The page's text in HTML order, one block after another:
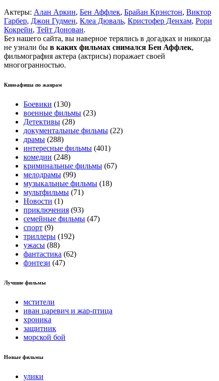
Актеры: Алан Аркин, Бен Аффлек, Брайан Крэнстон, Виктор
Гарбер, Джон Гудмен, Клеа Дюваль, Кристофер Денхам, Рори
Кокрейн, Тейт Донован.
Без нашего сайта, вы наверное терялись в догадках и никогда
не узнали бы в каких фильмах снимался Бен Аффлек,
фильмография актера (актрисы) поражает своей
многогранностью.
Киноафиша по жанрам
Боевики (130)
военные фильмы (23)
Детективы (28)
документальные фильмы (22)
драмы (288)
интересные фильмы (401)
комедии (248)
криминальные фильмы (67)
мелодрамы (99)
музыкальные фильмы (18)
мультфильмы (71)
Новости (1)
приключения (93)
семейные фильмы (47)
спорт (9)
триллеры (192)
ужасы (88)
фантастика (62)
фэнтези (47)
Лучшие фильмы
мстители
иван царевич и жар-птица
хроника
защитник
морской бой
Новые фильмы
улики